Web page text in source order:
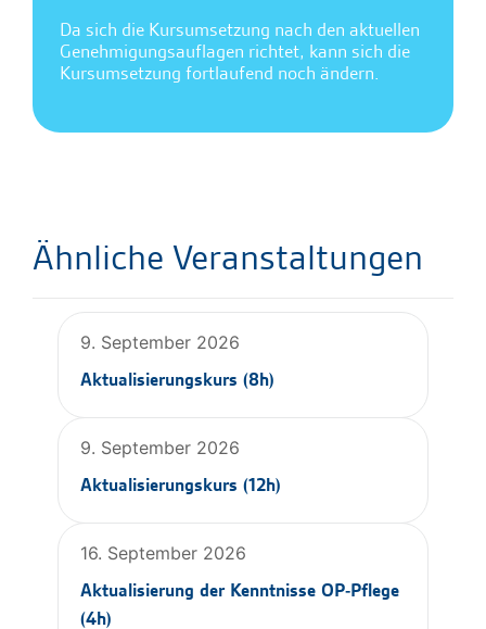
Da sich die Kursumsetzung nach den aktuellen
Genehmigungsauflagen richtet, kann sich die
Kursumsetzung fortlaufend noch ändern.
Ähnliche Veranstaltungen
9. September 2026
Aktualisierungskurs (8h)
9. September 2026
Aktualisierungskurs (12h)
16. September 2026
Aktualisierung der Kenntnisse OP-Pflege
(4h)